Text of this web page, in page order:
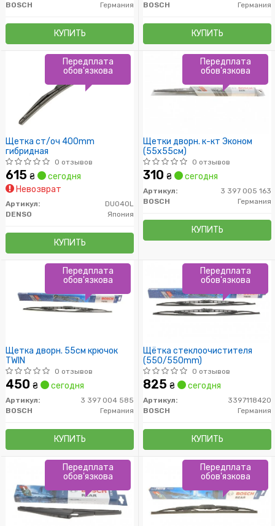
BOSCH
Германия
КУПИТЬ
BOSCH
Германия
КУПИТЬ
Щетка ст/оч 400mm
гибридная
0 отзывов
615 ₴
сегодня
Невозврат
Артикул:
DU040L
DENSO
Япония
КУПИТЬ
Передплата
обов'язкова
Щетки дворн. к-кт Эконом
(55x55см)
0 отзывов
310 ₴ сегодня
Артикул:
3 397 005 163
BOSCH
Германия
КУПИТЬ
Передплата
обов'язкова
Щетка дворн. 55см крючок
TWIN
0 отзывов
450 ₴ сегодня
Артикул:
3 397 004 585
BOSCH
Германия
КУПИТЬ
Передплата
обов'язкова
Щётка стеклоочистителя
(550/550mm)
0 отзывов
825 ₴ сегодня
Артикул:
3397118420
BOSCH
Германия
КУПИТЬ
Передплата
обов'язкова
Передплата
обов'язкова
Передплата
обов'язкова